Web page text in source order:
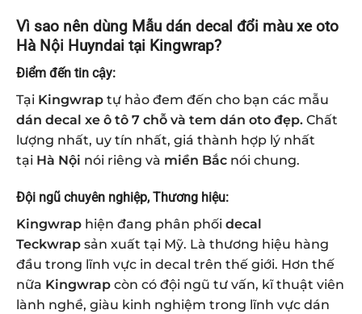
Vì sao nên dùng Mẫu dán decal đổi màu xe oto
Hà Nội Huyndai tại Kingwrap?
Điểm đến tin cậy:
Tại Kingwrap tự hảo đem đến cho bạn các mẫu
dán decal xe ô tô 7 chỗ và tem dán oto đẹp. Chất
lượng nhất, uy tín nhất, giá thành hợp lý nhất
tại Hà Nội nói riêng và miền Bắc nói chung.
Đội ngũ chuyên nghiệp, Thương hiệu:
Kingwrap hiện đang phân phối decal
Teckwrap sản xuất tại Mỹ. Là thương hiệu hàng
đầu trong lĩnh vực in decal trên thế giới. Hơn thế
nữa Kingwrap còn có đội ngũ tư vấn, kĩ thuật viên
lành nghề, giàu kinh nghiệm trong lĩnh vực dán